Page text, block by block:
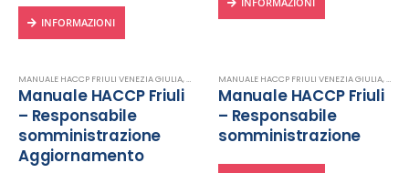
INFORMAZIONI
MANUALE HACCP FRIULI VENEZIA GIULIA,MANUALI DIGITALI ,MANUALI HACCP
Manuale HACCP Friuli
– Responsabile
somministrazione
Aggiornamento
MANUALE HACCP FRIULI VENEZIA GIULIA,
Manuale HACCP Friuli
– Responsabile
somministrazione